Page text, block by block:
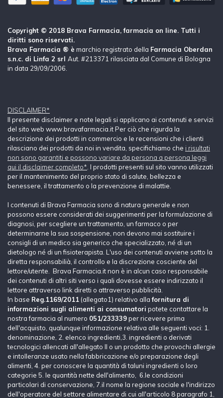
Copyright © 2018 Brava Farmacia, farmacia on line. Tutti i
diritti sono riservati.
Brava Farmacia ® è marchio registrato della Farmacia Oberdan
s.n.c. di Linfa 2 srl Aut. #213371 rilasciata dal Comune di Bologna
in data 29/09/2006.
DISCLAIMER*
Il presente disclaimer e note legali si applicano ai contenuti e servizi
del sito web www.bravafarmacia.it Per ciò che rigurda la
descrizione dei prodotti in commercio e le recensioni che i clienti
rilasciano dei prodotti da noi in vendita, specifichiamo che i risultati
non sono garantiti e possono variare da persona a persona leggi
qui il disclaimer completo* . I prodotti presenti sul sito vanno utilizzati
per il mantenimento del proprio stato di salute, bellezza e
benessere, il trattamento o la prevenzione di malattie.
I contenuti di Brava Farmacia sono di natura generale e non
possono essere considerati dei suggerimenti per la formulazione di
diagnosi, per scegliere un trattamento, un farmaco o per
determinarne la sua sospensione, non devono mai sostituire i
consigli di un medico sia generico che specializzato, né di un
dietologo né di un fisioterapista. L'uso dei contenuti avviene sotto la
diretta responsabilià, il controllo e la discrezione cosciente del
lettore/utente. Brava Farmacia.it non è in alcun caso responsabile
dei contenuti di altri siti verso i quali dovesse essere indirizzato il
lettore attraverso link diretti o attraverso pubblicità.
In base Reg.1169/2011 (allegato1) relativo allafornitura di
informazioni sugli alimenti ai consumatori potete contattare la
nostra farmacia al numero 051/233339per ricevere prima
dell'acquisto, qualunque informazione relativa alle seguenti voci: 1.
denominazione, 2. elenco ingredienti,3. ingredienti o derivati
tecnologici allencati all'allegato II o un prodotto che provochi allergie
e intolleranze usato nella fabbricazione e/o preparazione degli
alimenti, 4. per conoscere la quantità di taluni ingredienti o loro
categorie 5. le quantità nette dell'alimento, 6.le condizioni
particolari di conservazione, 7.il nome la regione sociale e l'indirizzo
dell'operatore del settore alimentare di cui all'articolo 8 paragrafo 1,